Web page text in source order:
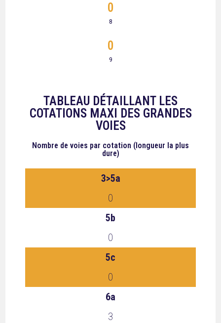
8
0
9
0
TABLEAU DÉTAILLANT LES
COTATIONS MAXI DES GRANDES
VOIES
Nombre de voies par cotation (longueur la plus
dure)
3>5a
0
5b
0
5c
0
6a
3